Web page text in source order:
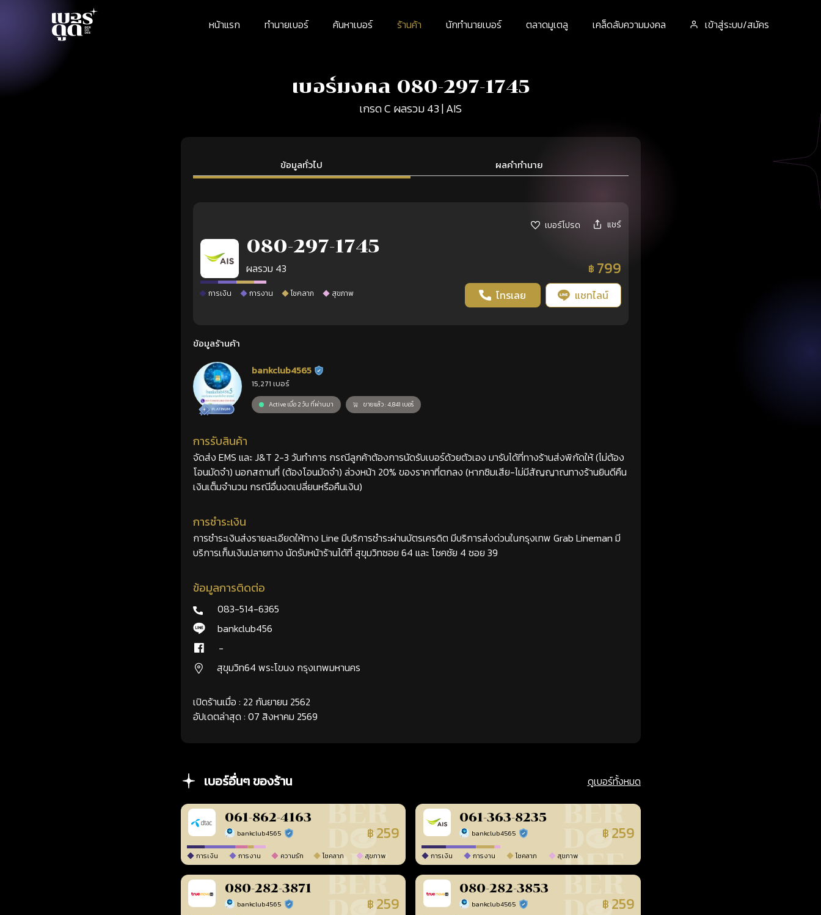
หน้าแรก ทำนายเบอร์ ค้นหาเบอร์ ร้านค้า นักทำนายเบอร์ ตลาดมูเตลู เคล็ดลับความมงคล เข้าสู่ระบบ/สมัคร
เบอร์มงคล 080-297-1745
เกรด C ผลรวม 43 | AIS
ข้อมูลทั่วไป ผลคำทำนาย
เบอร์โปรด แชร์
080-297-1745
ผลรวม 43 ฿ 799
การเงิน การงาน โชคลาภ สุขภาพ โทรเลย แชทไลน์
ข้อมูลร้านค้า
bankclub4565 ร้านยืนยันแล้ว
15,271 เบอร์
Active เมื่อ 2 วัน ที่ผ่านมา ขายแล้ว : 4,841 เบอร์
การรับสินค้า
จัดส่ง EMS และ J&T 2-3 วันทำการ กรณีลูกค้าต้องการนัดรับเบอร์ด้วยตัวเอง มารับได้ที่ทางร้านส่งพิกัดให้ (ไม่ต้อง
โอนมัดจำ) นอกสถานที่ (ต้องโอนมัดจำ) ล่วงหน้า 20% ของราคาที่ตกลง (หากซิมเสีย-ไม่มีสัญญาณทางร้านยินดีคืน
เงินเต็มจำนวน กรณีอื่นงดเปลี่ยนหรือคืนเงิน)
การชำระเงิน
การชำระเงินส่งรายละเอียดให้ทาง Line มีบริการชำระผ่านบัตรเครดิต มีบริการส่งด่วนในกรุงเทพ Grab Lineman มี
บริการเก็บเงินปลายทาง นัดรับหน้าร้านได้ที่ สุขุมวิทซอย 64 และ โชคชัย 4 ซอย 39
ข้อมูลการติดต่อ
083-514-6365
bankclub456
-
สุขุมวิท64 พระโขนง กรุงเทพมหานคร
เปิดร้านเมื่อ : 22 กันยายน 2562
อัปเดตล่าสุด : 07 สิงหาคม 2569
เบอร์อื่นๆ ของร้าน ดูเบอร์ทั้งหมด
061-862-4163
bankclub4565 ร้านยืนยันแล้ว ฿ 259
การเงิน การงาน ความรัก โชคลาภ สุขภาพ
061-363-8235
bankclub4565 ร้านยืนยันแล้ว ฿ 259
การเงิน การงาน โชคลาภ สุขภาพ
080-282-3871
bankclub4565 ร้านยืนยันแล้ว ฿ 259
080-282-3853
bankclub4565 ร้านยืนยันแล้ว ฿ 259